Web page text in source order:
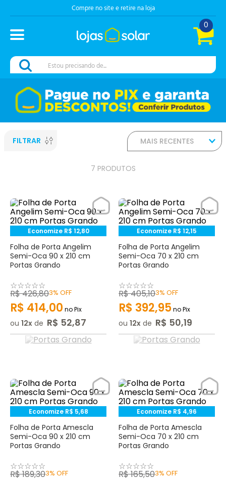
Compre no site e retire na loja
0
Estou precisando de...
FILTRAR MAIS RECENTES
7 PRODUTOS
Economize R$ 12,80
Folha de Porta Angelim
Semi-Oca 90 x 210 cm
Portas Grando
☆☆☆☆☆
R$426,803% OFF
R$ 414,00 no Pix
ou 12 de R$ 52,87
Economize R$ 12,15
Folha de Porta Angelim
Semi-Oca 70 x 210 cm
Portas Grando
☆☆☆☆☆
R$405,103% OFF
R$ 392,95no Pix
ou 12 de R$ 50,19
Economize R$ 5,68
Folha de Porta Amescla
Semi-Oca 90 x 210 cm
Portas Grando
☆☆☆☆☆
R$189,303% OFF
Economize R$ 4,96
Folha de Porta Amescla
Semi-Oca 70 x 210 cm
Portas Grando
☆☆☆☆☆
R$165,503% OFF